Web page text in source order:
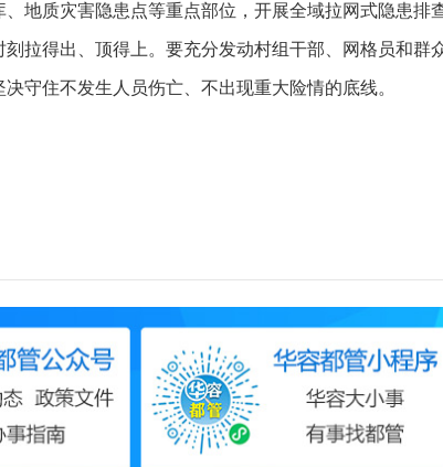
地质灾害隐患点等重点部位，开展全域拉网式隐患
拉得出、顶得上。要充分发动村组干部、网格员和
守住不发生人员伤亡、不出现重大险情的底线。